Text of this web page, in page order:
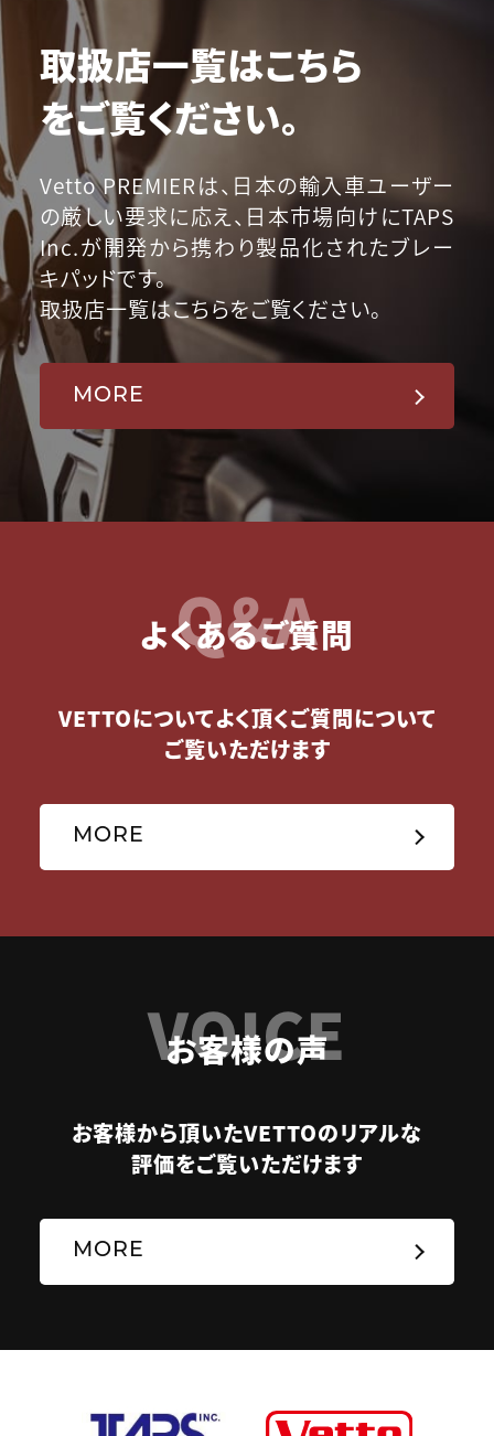
取扱店一覧はこちら
をご覧ください。
Vetto PREMIERは、日本の輸入車ユーザー
の厳しい要求に応え、日本市場向けにTAPS
Inc.が開発から携わり製品化されたブレー
キパッドです。
取扱店一覧はこちらをご覧ください。
MORE
Q&A
よくあるご質問
VETTOについてよく頂くご質問について
ご覧いただけます
MORE
VOICE
お客様の声
お客様から頂いたVETTOのリアルな
評価をご覧いただけます
MORE